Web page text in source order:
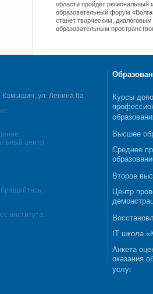
области пройдет
образовательный форум
станет творческим, диалоговым
образовательным
Камышин, ул. Ленина 6а
центр
института:
Курсы
Высшее
Среднее
Второе
Центр
IT школа
Анкета
оказания
услуг